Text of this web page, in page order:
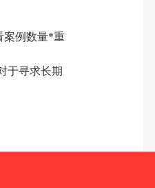
案例数量*重
于寻求长期